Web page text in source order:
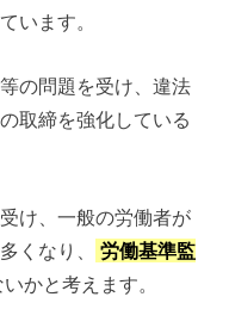
います。
の問題を受け、違法
取締を強化している
け、一般の労働者が
くなり、
労働基準監
かと考えます。